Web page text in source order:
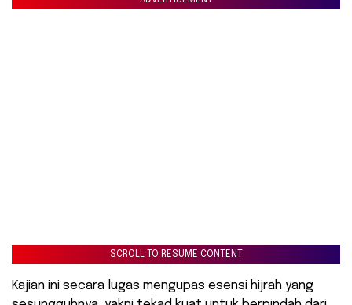
SCROLL TO RESUME CONTENT
Kajian ini secara lugas mengupas esensi hijrah yang